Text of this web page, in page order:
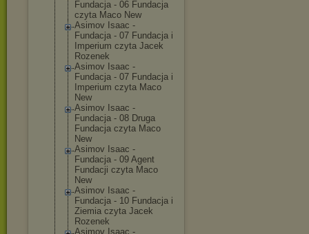
Fundacja - 06 Fundacja
czyta Maco New
Asimov Isaac -
Fundacja - 07 Fundacja i
Imperium czyta Jacek
Rozenek
Asimov Isaac -
Fundacja - 07 Fundacja i
Imperium czyta Maco
New
Asimov Isaac -
Fundacja - 08 Druga
Fundacja czyta Maco
New
Asimov Isaac -
Fundacja - 09 Agent
Fundacji czyta Maco
New
Asimov Isaac -
Fundacja - 10 Fundacja i
Ziemia czyta Jacek
Rozenek
Asimov Isaac -